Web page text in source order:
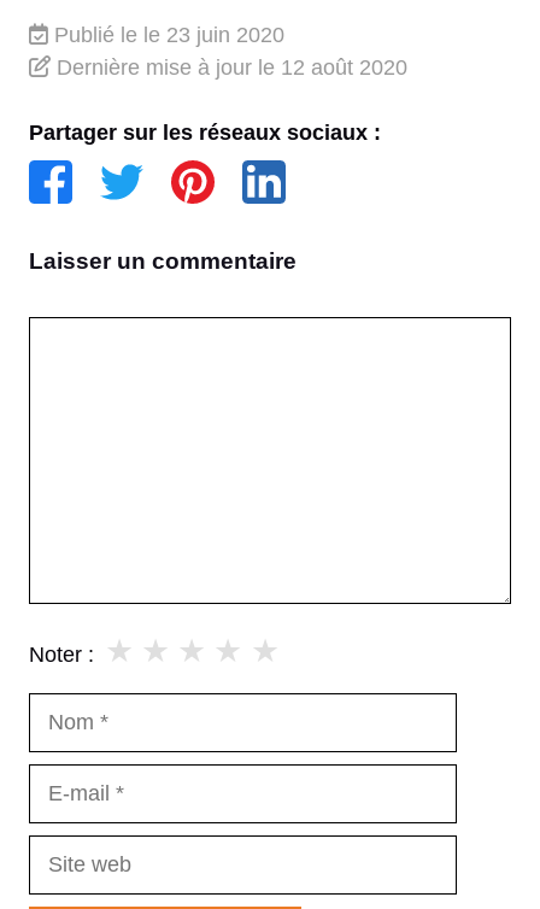
Publié le le 23 juin 2020
Dernière mise à jour le 12 août 2020
Partager sur les réseaux sociaux :
Laisser un commentaire
Noter : ★
★
★
★
★
Site